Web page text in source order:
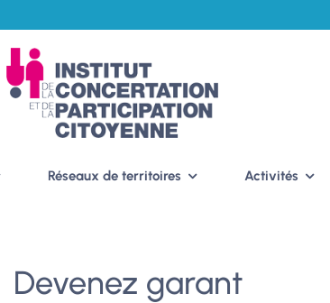
Réseaux de territoires Activités
Devenez garant